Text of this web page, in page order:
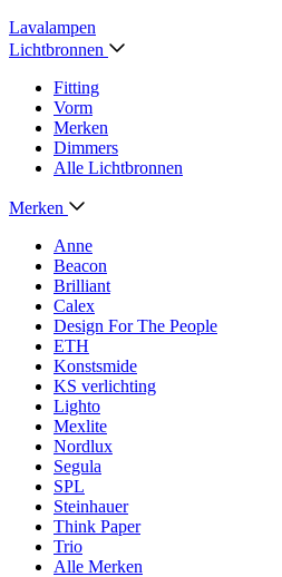
Lavalampen
Lichtbronnen
Fitting
Vorm
Merken
Dimmers
Alle Lichtbronnen
Merken
Anne
Beacon
Brilliant
Calex
Design For The People
ETH
Konstsmide
KS verlichting
Lighto
Mexlite
Nordlux
Segula
SPL
Steinhauer
Think Paper
Trio
Alle Merken